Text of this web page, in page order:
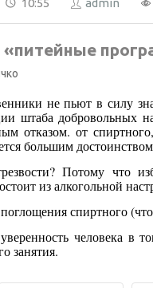
«питейные
не пьют в силу
штаба
отказом. от
большим
Потому что
из алкогольной
спиртного
уверенность человека в
занятия.